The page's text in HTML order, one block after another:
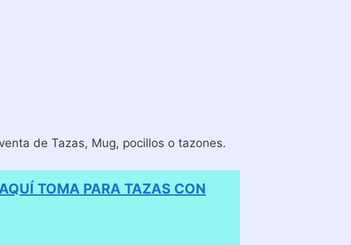
de Tazas, Mug, pocillos o tazones.
TOMA PARA TAZAS CON